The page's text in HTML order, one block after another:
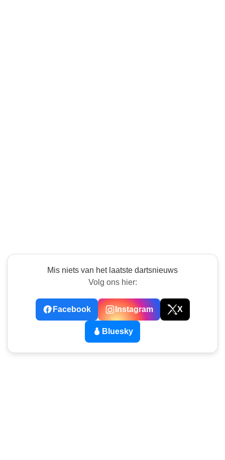
Mis niets van het laatste dartsnieuws
Volg ons hier:
Facebook Instagram X
Bluesky